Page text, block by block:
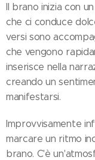
Il brano inizia con
che ci conduce
versi sono
che vengono
inserisce nella
creando un
manifestarsi.
Improvvisamente
marcare un ritmo
brano. C'è